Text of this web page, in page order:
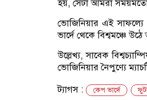
হয়, সেটা আমরা সময়মতো
ভোজিনিয়ার এই
ভার্দে থেকে বিশ্বমঞ্চে
উল্লেখ্য, সাবেক
ভোজিনিয়ার নৈপুণ্যে
ট্যাগস :
কেপ ভার্দে